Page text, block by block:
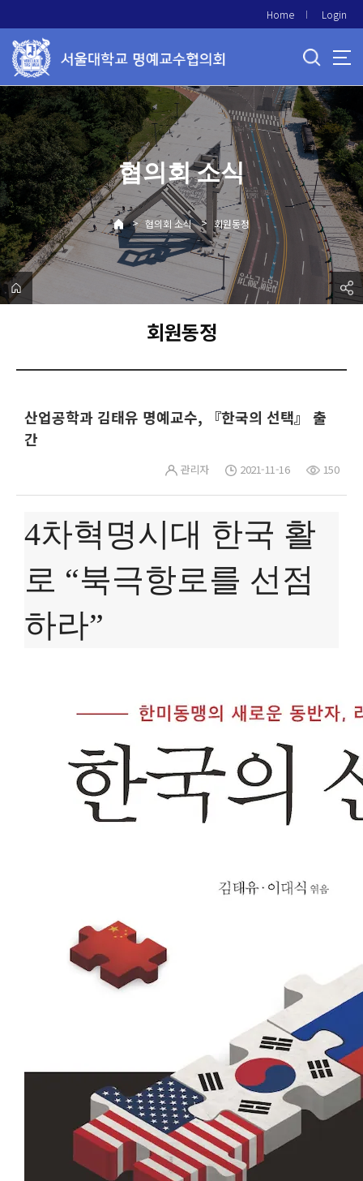
로
메
뉴
Home Login
협의회 소식
> 협의회 소식 > 회원동정
회원동정
산업공학과 김태유 명예교수, 『한국의 선택』 출
간
관리자 2021-11-16 150
4차혁명시대 한국 활
로 “북극항로를 선점
하라”